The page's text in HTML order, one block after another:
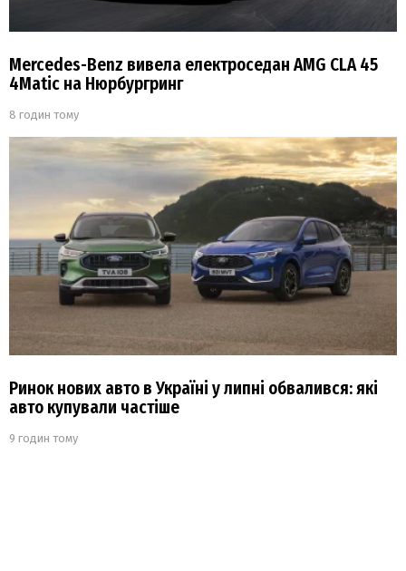
Mercedes-Benz вивела електроседан AMG CLA 45
4Matic на Нюрбургринг
8 годин тому
Ринок нових авто в Україні у липні обвалився: які
авто купували частіше
9 годин тому